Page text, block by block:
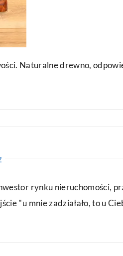
Naturalne drewno,
rynku nieruchomości,
"u mnie zadziałało, to u